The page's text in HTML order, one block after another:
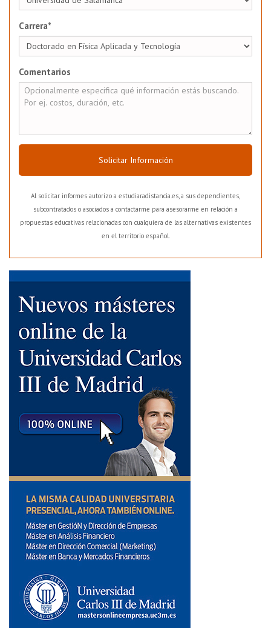
Carrera*
Comentarios
Solicitar Información
Al solicitar informes autorizo a estudiaradistancia.es, a sus dependientes,
subcontratados o asociados a contactarme para asesorarme en relación a
propuestas educativas relacionadas con cualquiera de las alternativas existentes
en el territorio español.